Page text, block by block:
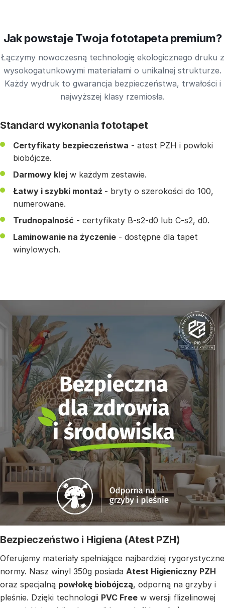
Jak powstaje Twoja fototapeta premium?
Łączymy nowoczesną technologię ekologicznego druku z
wysokogatunkowymi materiałami o unikalnej strukturze.
Każdy wydruk to gwarancja bezpieczeństwa, trwałości i
najwyższej klasy rzemiosła.
Standard wykonania fototapet
Certyfikaty bezpieczeństwa - atest PZH i powłoki
biobójcze.
Darmowy klej w każdym zestawie.
Łatwy i szybki montaż - bryty o szerokości do 100,
numerowane.
Trudnopalność - certyfikaty B-s2-d0 lub C-s2, d0.
Laminowanie na życzenie - dostępne dla tapet
winylowych.
Bezpieczeństwo i Higiena (Atest PZH)
Oferujemy materiały spełniające najbardziej rygorystyczne
normy. Nasz winyl 350g posiada Atest Higieniczny PZH
oraz specjalną powłokę biobójczą, odporną na grzyby i
pleśnie. Dzięki technologii PVC Free w wersji flizelinowej